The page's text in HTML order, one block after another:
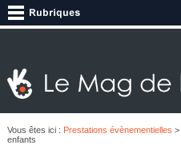
Vous êtes ici : Prestations évènementielles >
enfants